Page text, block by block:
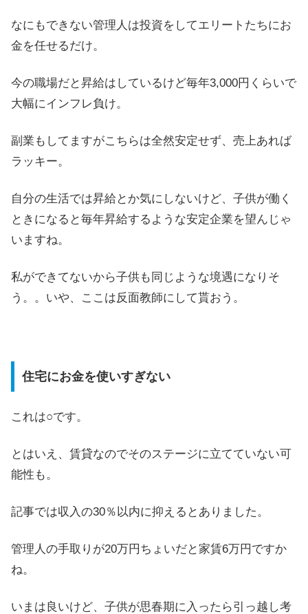
なにもできない管理人は投資をしてエリートたちにお
金を任せるだけ。
今の職場だと昇給はしているけど毎年3,000円くらいで
大幅にインフレ負け。
副業もしてますがこちらは全然安定せず、売上あれば
ラッキー。
自分の生活では昇給とか気にしないけど、子供が働く
ときになると毎年昇給するような安定企業を望んじゃ
いますね。
私ができてないから子供も同じような境遇になりそ
う。。いや、ここは反面教師にして貰おう。
住宅にお金を使いすぎない
これは○です。
とはいえ、賃貸なのでそのステージに立てていない可
能性も。
記事では収入の30％以内に抑えるとありました。
管理人の手取りが20万円ちょいだと家賃6万円ですか
ね。
いまは良いけど、子供が思春期に入ったら引っ越し考